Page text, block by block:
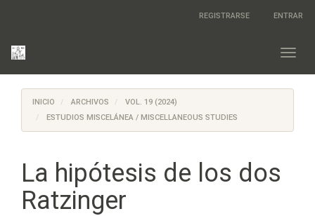
contenido
la
página
Navegación
principal
Contenido
lateral
REGISTRARSE ENTRAR
INICIO ARCHIVOS
VOL. 19 (2024)
ESTUDIOS MISCELÁNEA / MISCELLANEOUS STUDIES
La hipótesis de los dos
Ratzinger